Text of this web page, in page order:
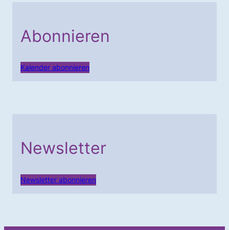
Abonnieren
Kalender abonnieren
Newsletter
Newsletter abonnieren